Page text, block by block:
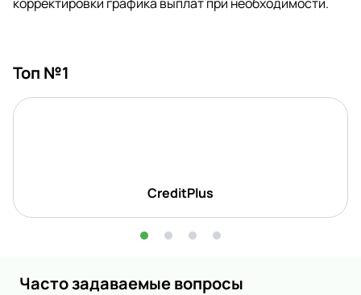
Топ №1
CreditPlus
Часто задаваемые вопросы